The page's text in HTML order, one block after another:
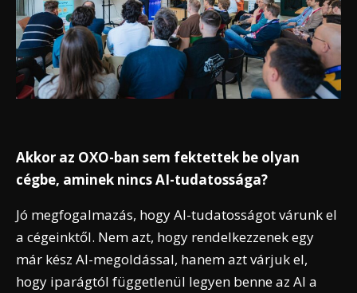
Akkor az OXO-ban sem fektettek be olyan
cégbe, aminek nincs AI-tudatossága?
Jó megfogalmazás, hogy AI-tudatosságot várunk el
a cégeinktől. Nem azt, hogy rendelkezzenek egy
már kész AI-megoldással, hanem azt várjuk el,
hogy iparágtól függetlenül legyen benne az AI a